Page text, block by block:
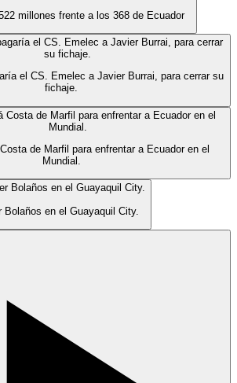
millones frente a los 368 de Ecuador
el CS. Emelec a Javier Burrai, para cerrar su
fichaje.
de Marfil para enfrentar a Ecuador en el
Mundial.
Bolaños en el Guayaquil City.